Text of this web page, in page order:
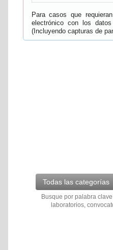
Para casos que
electrónico con los
(Incluyendo capturas de
Todas las categorías
Busque por palabra
laboratorios,